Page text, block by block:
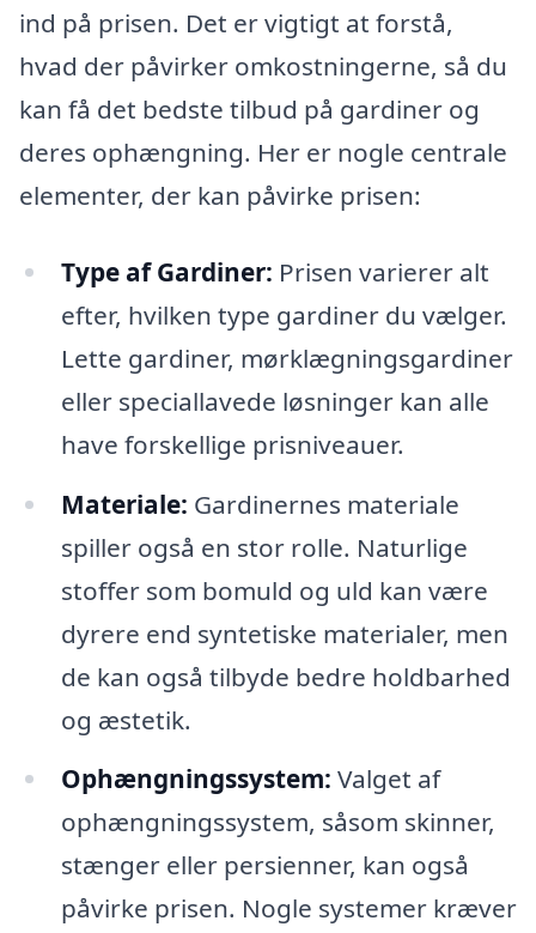
ind på prisen. Det er vigtigt at forstå,
hvad der påvirker omkostningerne, så du
kan få det bedste tilbud på gardiner og
deres ophængning. Her er nogle centrale
elementer, der kan påvirke prisen:
Type af Gardiner: Prisen varierer alt
efter, hvilken type gardiner du vælger.
Lette gardiner, mørklægningsgardiner
eller speciallavede løsninger kan alle
have forskellige prisniveauer.
Materiale: Gardinernes materiale
spiller også en stor rolle. Naturlige
stoffer som bomuld og uld kan være
dyrere end syntetiske materialer, men
de kan også tilbyde bedre holdbarhed
og æstetik.
Ophængningssystem: Valget af
ophængningssystem, såsom skinner,
stænger eller persienner, kan også
påvirke prisen. Nogle systemer kræver